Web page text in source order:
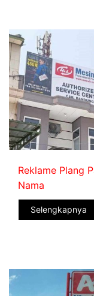
Reklame Plang
Nama
Selengkapnya